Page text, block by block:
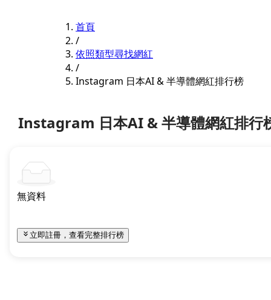
首頁
/
依照類型尋找網紅
/
Instagram 日本AI & 半導體網紅排行榜
Instagram 日本AI & 半導體網紅排行
無資料
立即註冊，查看完整排行榜